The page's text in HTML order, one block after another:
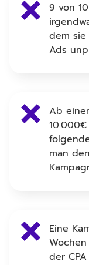
9 von
dem
Ads
Ab
man
Eine
der